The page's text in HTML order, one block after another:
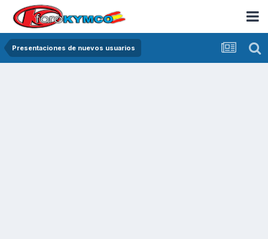
Presentaciones de nuevos usuarios